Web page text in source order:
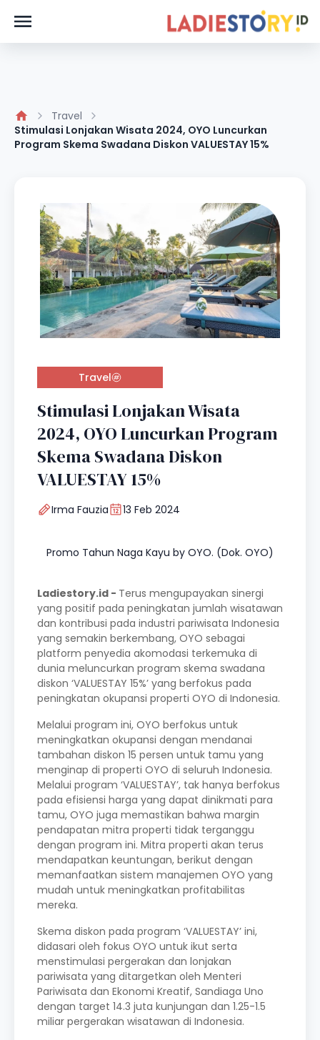
Travel
Stimulasi Lonjakan Wisata 2024, OYO Luncurkan
Program Skema Swadana Diskon VALUESTAY 15%
Travel
Stimulasi Lonjakan Wisata
2024, OYO Luncurkan Program
Skema Swadana Diskon
VALUESTAY 15%
Irma Fauzia 13 Feb 2024
Promo Tahun Naga Kayu by OYO. (Dok. OYO)
Ladiestory.id - Terus mengupayakan sinergi
yang positif pada peningkatan jumlah wisatawan
dan kontribusi pada industri pariwisata Indonesia
yang semakin berkembang, OYO sebagai
platform penyedia akomodasi terkemuka di
dunia meluncurkan program skema swadana
diskon ‘VALUESTAY 15%’ yang berfokus pada
peningkatan okupansi properti OYO di Indonesia.
Melalui program ini, OYO berfokus untuk
meningkatkan okupansi dengan mendanai
tambahan diskon 15 persen untuk tamu yang
menginap di properti OYO di seluruh Indonesia.
Melalui program ‘VALUESTAY’, tak hanya berfokus
pada efisiensi harga yang dapat dinikmati para
tamu, OYO juga memastikan bahwa margin
pendapatan mitra properti tidak terganggu
dengan program ini. Mitra properti akan terus
mendapatkan keuntungan, berikut dengan
memanfaatkan sistem manajemen OYO yang
mudah untuk meningkatkan profitabilitas
mereka.
Skema diskon pada program ‘VALUESTAY’ ini,
didasari oleh fokus OYO untuk ikut serta
menstimulasi pergerakan dan lonjakan
pariwisata yang ditargetkan oleh Menteri
Pariwisata dan Ekonomi Kreatif, Sandiaga Uno
dengan target 14.3 juta kunjungan dan 1.25-1.5
miliar pergerakan wisatawan di Indonesia.